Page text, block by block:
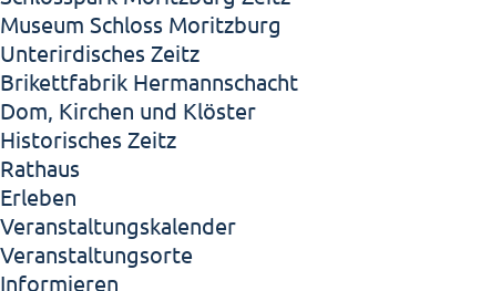
Museum Schloss Moritzburg
Unterirdisches Zeitz
Brikettfabrik Hermannschacht
Dom, Kirchen und Klöster
Historisches Zeitz
Rathaus
Erleben
Veranstaltungskalender
Veranstaltungsorte
Informieren